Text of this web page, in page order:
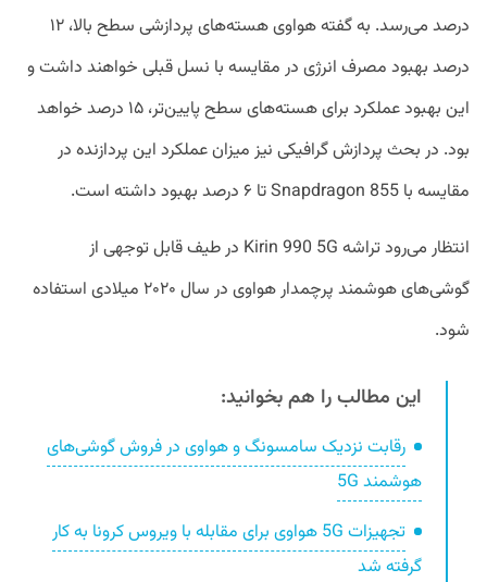
درصد می‌رسد. به گفته هواوی هسته‌های پردازشی سطح بالا، ۱۲
درصد بهبود مصرف انرژی در مقایسه با نسل قبلی خواهند داشت و
این بهبود عملکرد برای هسته‌های سطح پایین‌تر، ۱۵ درصد خواهد
بود. در بحث پردازش گرافیکی نیز میزان عملکرد این پردازنده در
مقایسه با Snapdragon 855 تا ۶ درصد بهبود داشته است.
انتظار می‌رود تراشه Kirin 990 5G در طیف قابل توجهی از
گوشی‌های هوشمند پرچمدار هواوی در سال ۲۰۲۰ میلادی استفاده
شود.
این مطالب را هم بخوانید:
رقابت نزدیک سامسونگ و هواوی در فروش گوشی‌های
هوشمند 5G
تجهیزات 5G هواوی برای مقابله با ویروس کرونا به کار
گرفته شد